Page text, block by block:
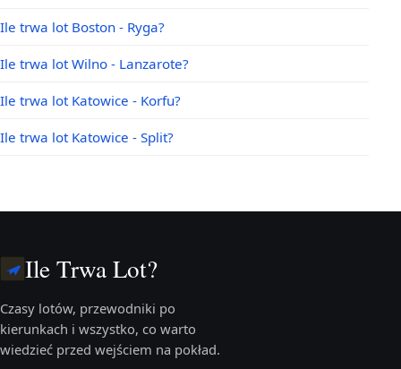
Ile trwa lot Boston - Ryga?
Ile trwa lot Wilno - Lanzarote?
Ile trwa lot Katowice - Korfu?
Ile trwa lot Katowice - Split?
Ile Trwa Lot?
Czasy lotów, przewodniki po
kierunkach i wszystko, co warto
wiedzieć przed wejściem na pokład.